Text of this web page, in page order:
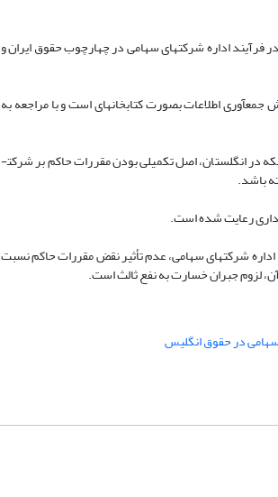
اداره شرکت­های سهامی در چهارچوب حقوق ایران و
اطلاعات بصورت کتابخانه‏ای است و با مراجعه به
در انگلستان، اصل تکمیلی بودن مقررات حاکم بر شرکت­
باشد.
رعایت شده است.
شرکت­های سهامی، عدم تأثیر نقض مقررات حاکم نسبت
لزوم جبران خسارت به نفع ثالث است.
در حقوق انگلیس